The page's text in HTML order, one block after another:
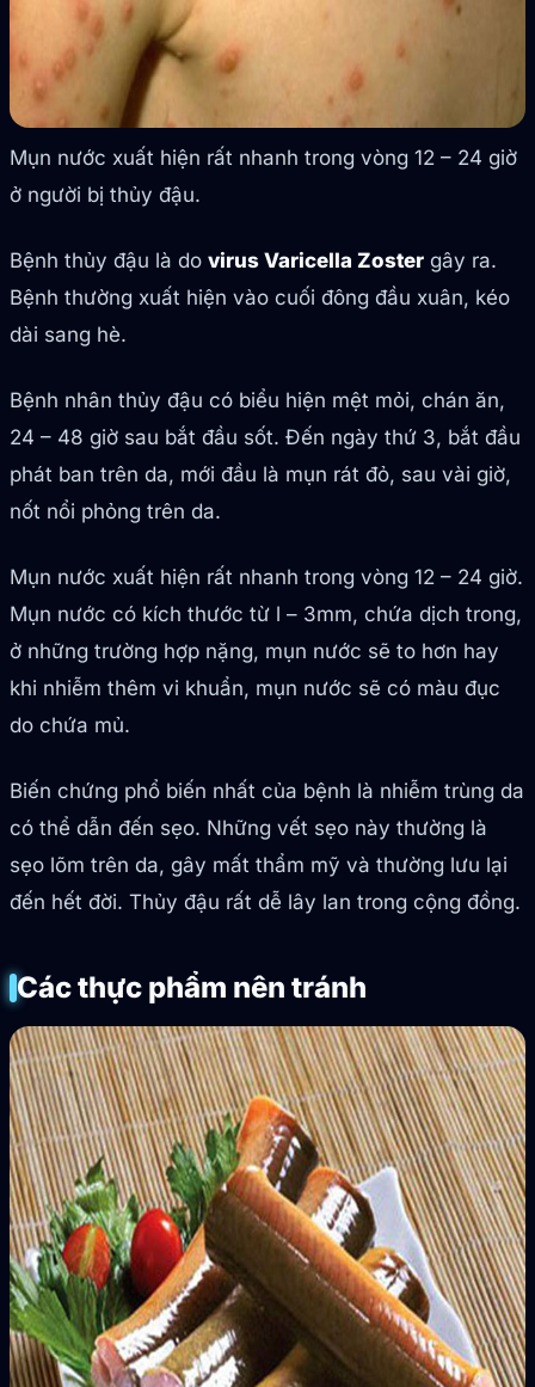
Mụn nước xuất hiện rất nhanh trong vòng 12 – 24 giờ
ở người bị thủy đậu.
Bệnh thủy đậu là do virus Varicella Zoster gây ra.
Bệnh thường xuất hiện vào cuối đông đầu xuân, kéo
dài sang hè.
Bệnh nhân thủy đậu có biểu hiện mệt mỏi, chán ăn,
24 – 48 giờ sau bắt đầu sốt. Đến ngày thứ 3, bắt đầu
phát ban trên da, mới đầu là mụn rát đỏ, sau vài giờ,
nốt nổi phỏng trên da.
Mụn nước xuất hiện rất nhanh trong vòng 12 – 24 giờ.
Mụn nước có kích thước từ l – 3mm, chứa dịch trong,
ở những trường hợp nặng, mụn nước sẽ to hơn hay
khi nhiễm thêm vi khuẩn, mụn nước sẽ có màu đục
do chứa mủ.
Biến chứng phổ biến nhất của bệnh là nhiễm trùng da
có thể dẫn đến sẹo. Những vết sẹo này thường là
sẹo lõm trên da, gây mất thẩm mỹ và thường lưu lại
đến hết đời. Thủy đậu rất dễ lây lan trong cộng đồng.
Các thực phẩm nên tránh